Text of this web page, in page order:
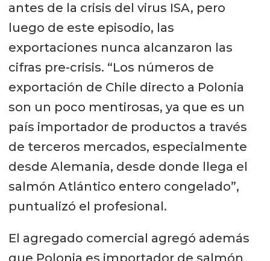
antes de la crisis del virus ISA, pero
luego de este episodio, las
exportaciones nunca alcanzaron las
cifras pre-crisis. “Los números de
exportación de Chile directo a Polonia
son un poco mentirosas, ya que es un
país importador de productos a través
de terceros mercados, especialmente
desde Alemania, desde donde llega el
salmón Atlántico entero congelado”,
puntualizó el profesional.
El agregado comercial agregó además